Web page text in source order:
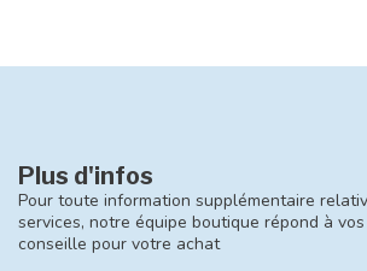
Plus d'infos
Pour toute information supplémentaire
services, notre équipe boutique répond à
conseille pour votre achat